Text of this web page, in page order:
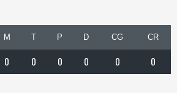
M T P D CG CR
0 0 0 0 0 0